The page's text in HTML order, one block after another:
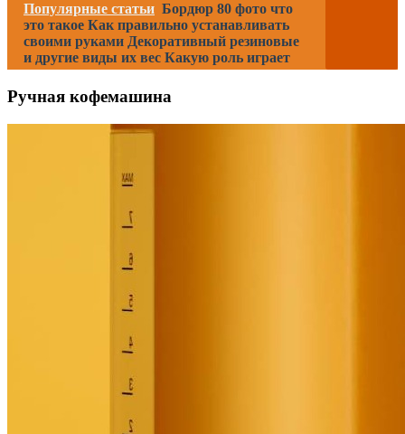
Популярные статьи Бордюр 80 фото что
это такое Как правильно устанавливать
своими руками Декоративный резиновые
и другие виды их вес Какую роль играет
Ручная кофемашина